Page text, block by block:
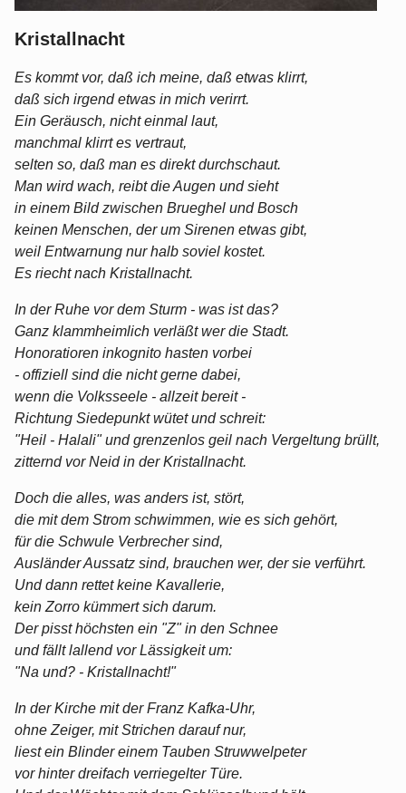
Kristallnacht
Es kommt vor, daß ich meine, daß etwas klirrt,
daß sich irgend etwas in mich verirrt.
Ein Geräusch, nicht einmal laut,
manchmal klirrt es vertraut,
selten so, daß man es direkt durchschaut.
Man wird wach, reibt die Augen und sieht
in einem Bild zwischen Brueghel und Bosch
keinen Menschen, der um Sirenen etwas gibt,
weil Entwarnung nur halb soviel kostet.
Es riecht nach Kristallnacht.
In der Ruhe vor dem Sturm - was ist das?
Ganz klammheimlich verläßt wer die Stadt.
Honoratioren inkognito hasten vorbei
- offiziell sind die nicht gerne dabei,
wenn die Volksseele - allzeit bereit -
Richtung Siedepunkt wütet und schreit:
"Heil - Halali" und grenzenlos geil nach Vergeltung brüllt,
zitternd vor Neid in der Kristallnacht.
Doch die alles, was anders ist, stört,
die mit dem Strom schwimmen, wie es sich gehört,
für die Schwule Verbrecher sind,
Ausländer Aussatz sind, brauchen wer, der sie verführt.
Und dann rettet keine Kavallerie,
kein Zorro kümmert sich darum.
Der pisst höchsten ein "Z" in den Schnee
und fällt lallend vor Lässigkeit um:
"Na und? - Kristallnacht!"
In der Kirche mit der Franz Kafka-Uhr,
ohne Zeiger, mit Strichen darauf nur,
liest ein Blinder einem Tauben Struwwelpeter
vor hinter dreifach verriegelter Türe.